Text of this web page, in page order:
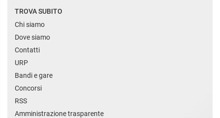
TROVA SUBITO
Chi siamo
Dove siamo
Contatti
URP
Bandi e gare
Concorsi
RSS
Amministrazione trasparente